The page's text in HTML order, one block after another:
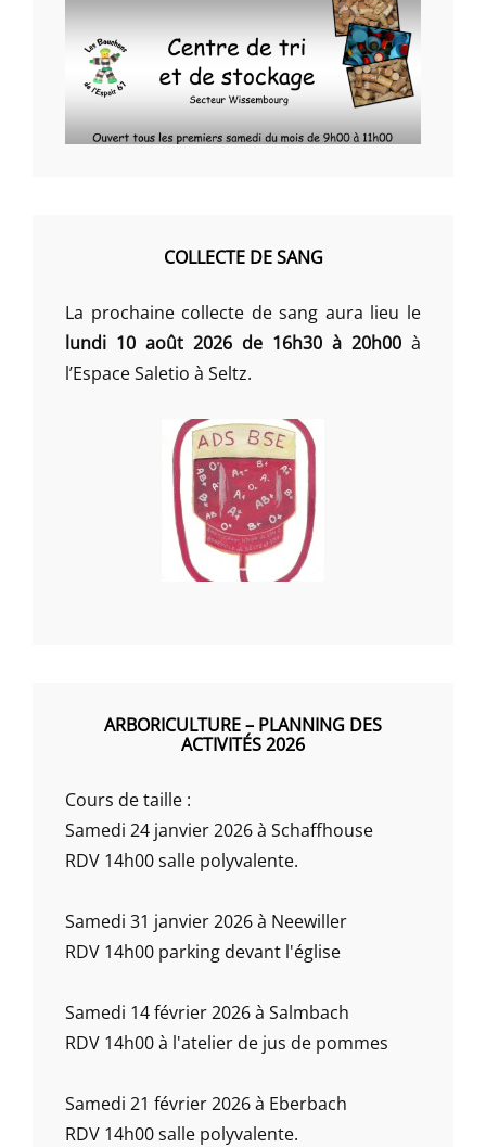
COLLECTE DE SANG
La prochaine collecte de sang aura lieu le
lundi 10 août 2026 de 16h30 à 20h00 à
l’Espace Saletio à Seltz.
ARBORICULTURE – PLANNING DES
ACTIVITÉS 2026
Cours de taille :
Samedi 24 janvier 2026 à Schaffhouse
RDV 14h00 salle polyvalente.
Samedi 31 janvier 2026 à Neewiller
RDV 14h00 parking devant l'église
Samedi 14 février 2026 à Salmbach
RDV 14h00 à l'atelier de jus de pommes
Samedi 21 février 2026 à Eberbach
RDV 14h00 salle polyvalente.